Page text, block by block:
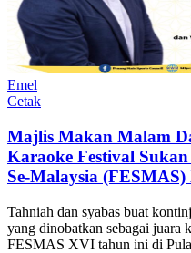
Emel
Cetak
Majlis Makan Malam
Karaoke Festival
Se-Malaysia
Tahniah dan syabas buat
yang dinobatkan sebagai juara
FESMAS XVI tahun ini di